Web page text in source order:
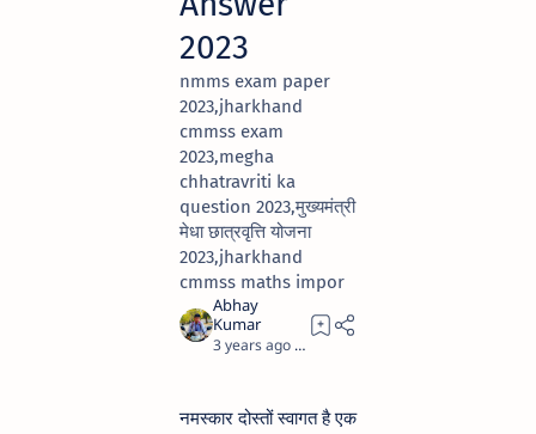
2023
nmms exam paper
2023,jharkhand
cmmss exam
2023,megha
chhatravriti ka
question 2023,मुख्यमंत्री
मेधा छात्रवृत्ति योजना
2023,jharkhand
cmmss maths impor
3 years ago 10
नमस्कार दोस्तों स्वागत है एक